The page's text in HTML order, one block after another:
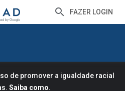
FAZER LOGIN
de promover a igualdade racial
Saiba como.